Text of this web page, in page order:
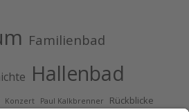
Familienbad
Hallenbad
Konzert Paul Kalkbrenner Rückblicke